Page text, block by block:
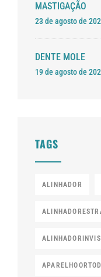
MASTIGAÇÃO
23 de agosto de
DENTE MOLE
19 de agosto de
TAGS
ALINHADOR